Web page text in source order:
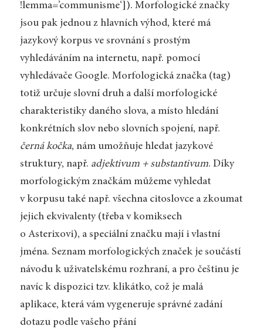
!lemma=’communisme‘]). Morfologické značky
jsou pak jednou z hlavních výhod, které má
jazykový korpus ve srovnání s prostým
vyhledáváním na internetu, např. pomocí
vyhledávače Google. Morfologická značka (tag)
totiž určuje slovní druh a další morfologické
charakteristiky daného slova, a místo hledání
konkrétních slov nebo slovních spojení, např.
černá kočka, nám umožňuje hledat jazykové
struktury, např. adjektivum + substantivum. Díky
morfologickým značkám můžeme vyhledat
v korpusu také např. všechna citoslovce a zkoumat
jejich ekvivalenty (třeba v komiksech
o Asterixovi), a speciální značku mají i vlastní
jména. Seznam morfologických značek je součástí
návodu k uživatelskému rozhraní, a pro češtinu je
navíc k dispozici tzv. klikátko, což je malá
aplikace, která vám vygeneruje správné zadání
dotazu podle vašeho přání